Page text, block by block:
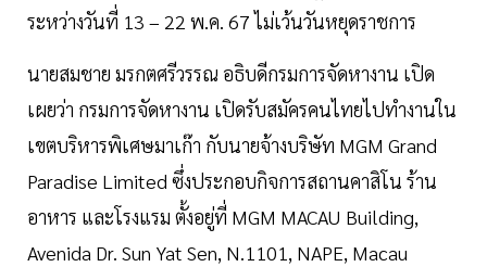
ระหว่างวันที่ 13 – 22 พ.ค. 67 ไม่เว้นวันหยุดราชการ
นายสมชาย มรกตศรีวรรณ อธิบดีกรมการจัดหางาน เปิด
เผยว่า กรมการจัดหางาน เปิดรับสมัครคนไทยไปทำงานใน
เขตบริหารพิเศษมาเก๊า กับนายจ้างบริษัท MGM Grand
Paradise Limited ซึ่งประกอบกิจการสถานคาสิโน ร้าน
อาหาร และโรงแรม ตั้งอยู่ที่ MGM MACAU Building,
Avenida Dr. Sun Yat Sen, N.1101, NAPE, Macau